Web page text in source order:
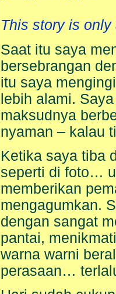
This story is
Saat itu saya
bersebrangan
itu saya
lebih alami.
maksudnya
nyaman – kalau
Ketika saya tiba
seperti di foto…
memberikan
mengagumkan.
dengan sangat
pantai,
warna warni
perasaan…